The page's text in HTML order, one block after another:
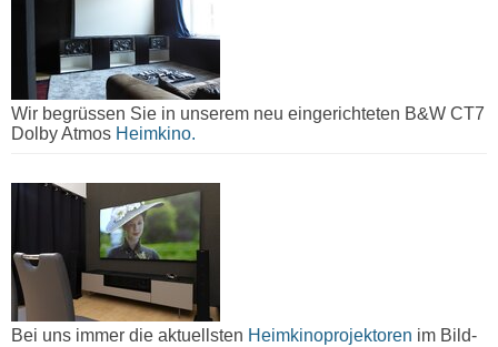
Wir begrüssen Sie in unserem neu eingerichteten B&W CT7
Dolby Atmos Heimkino.
Bei uns immer die aktuellsten Heimkinoprojektoren im Bild-